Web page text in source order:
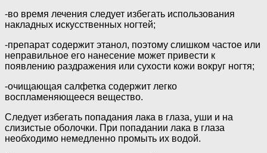
-во время лечения следует избегать использования
накладных искусственных ногтей;
-препарат содержит этанол, поэтому слишком частое или
неправильное его нанесение может привести к
появлению раздражения или сухости кожи вокруг ногтя;
-очищающая салфетка содержит легко
воспламеняющееся вещество.
Следует избегать попадания лака в глаза, уши и на
слизистые оболочки. При попадании лака в глаза
необходимо немедленно промыть их водой.